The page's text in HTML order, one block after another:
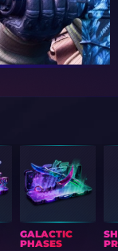
GALACTIC
PHASES